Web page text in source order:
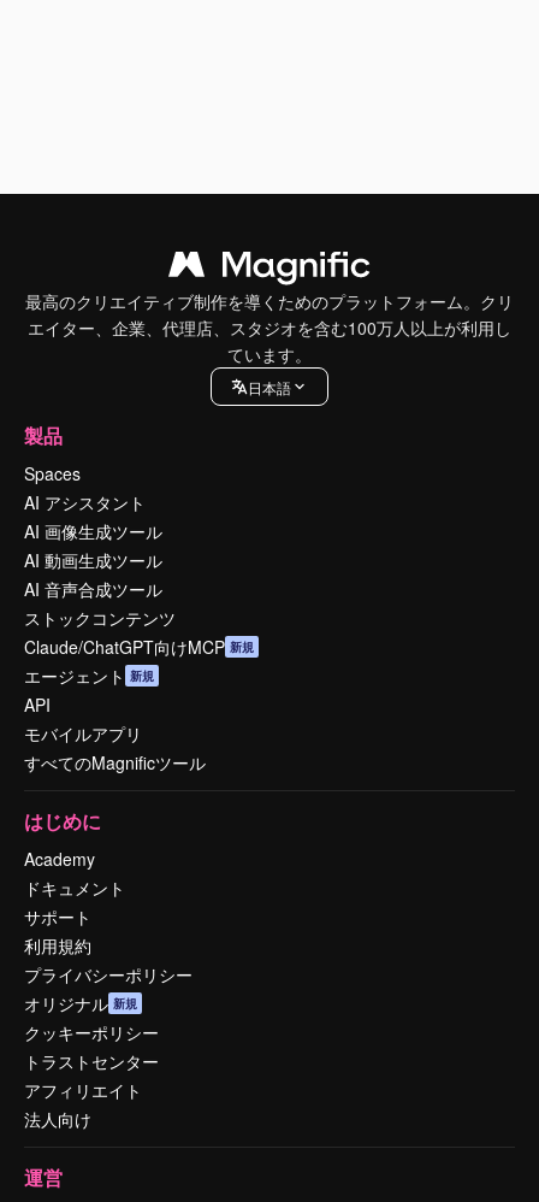
最高のクリエイティブ制作を導くためのプラットフォーム。クリ
エイター、企業、代理店、スタジオを含む100万人以上が利用し
ています。
日本語
製品
Spaces
AI アシスタント
AI 画像生成ツール
AI 動画生成ツール
AI 音声合成ツール
ストックコンテンツ
Claude/ChatGPT向けMCP 新規
エージェント 新規
API
モバイルアプリ
すべてのMagnificツール
はじめに
Academy
ドキュメント
サポート
利用規約
プライバシーポリシー
オリジナル 新規
クッキーポリシー
トラストセンター
アフィリエイト
法人向け
運営